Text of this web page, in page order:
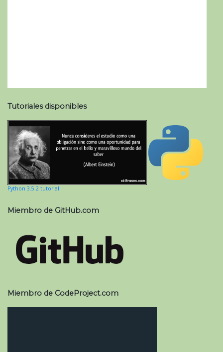
Tutoriales disponibles
Python 3.5.2 tutorial
Miembro de GitHub.com
Miembro de CodeProject.com